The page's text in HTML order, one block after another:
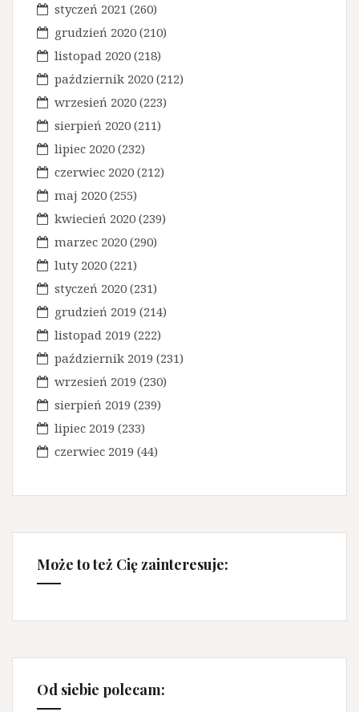
styczeń 2021 (260)
grudzień 2020 (210)
listopad 2020 (218)
październik 2020 (212)
wrzesień 2020 (223)
sierpień 2020 (211)
lipiec 2020 (232)
czerwiec 2020 (212)
maj 2020 (255)
kwiecień 2020 (239)
marzec 2020 (290)
luty 2020 (221)
styczeń 2020 (231)
grudzień 2019 (214)
listopad 2019 (222)
październik 2019 (231)
wrzesień 2019 (230)
sierpień 2019 (239)
lipiec 2019 (233)
czerwiec 2019 (44)
Może to też Cię zainteresuje:
Od siebie polecam: